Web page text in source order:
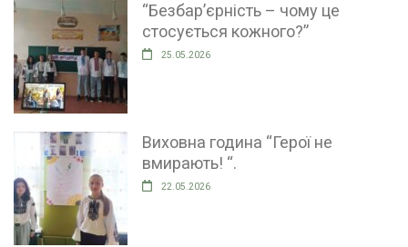
“Безбар’єрність – чому це
стосується кожного?”
25.05.2026
Виховна година “Герої не
вмирають! “.
22.05.2026